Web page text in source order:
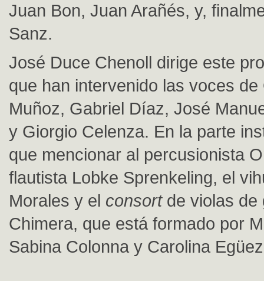
Juan Bon, Juan Arañés, y,
Sanz.
José Duce Chenoll dirige este
que han intervenido las voces de
Muñoz, Gabriel Díaz, José
y Giorgio Celenza. En la parte
que mencionar al percusionista
flautista Lobke Sprenkeling, el
Morales y el consort de violas de
Chimera, que está formado por
Sabina Colonna y Carolina